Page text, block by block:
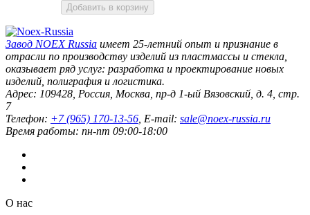
Добавить в корзину
Завод NOEX Russia имеет 25-летний опыт и признание в
отрасли по производству изделий из пластмассы и стекла,
оказывает ряд услуг: разработка и проектирование новых
изделий, полиграфия и логистика.
Адрес: 109428 Россия Москва пр-д 1-ый Вязовский, д. 4, стр.
7
Телефон: +7 (965) 170-13-56 , E-mail: sale@noex-russia.ru
Время работы: пн-пт 09:00-18:00
О нас